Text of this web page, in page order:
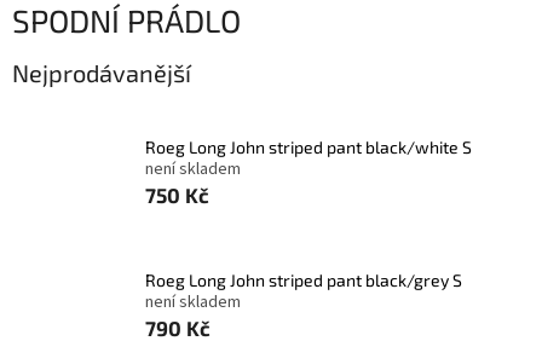
SPODNÍ PRÁDLO
Nejprodávanější
Roeg Long John striped pant black/white S
není skladem
750 Kč
Roeg Long John striped pant black/grey S
není skladem
790 Kč